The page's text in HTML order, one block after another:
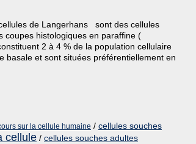
de Langerhans sont des cellules
coupes histologiques en paraffine (
2 à 4 % de la population cellulaire
basale et sont situées préférentiellement en
sur la cellule humaine / cellules souches
cellule / cellules souches adultes